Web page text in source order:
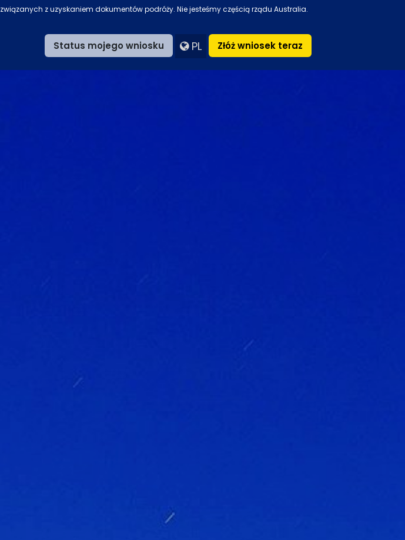
z uzyskaniem dokumentów podróży. Nie jesteśmy częścią rządu Australia.
Status mojego wniosku PL Złóż wniosek teraz